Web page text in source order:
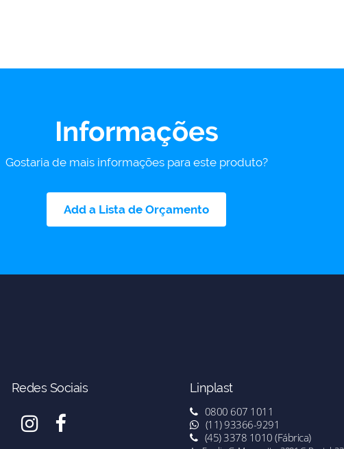
Informações
Gostaria de mais informações para este produto?
Add a Lista de Orçamento
Redes Sociais Linplast
0800 607 1011
(11) 93366-9291
(45) 3378 1010 (Fábrica)